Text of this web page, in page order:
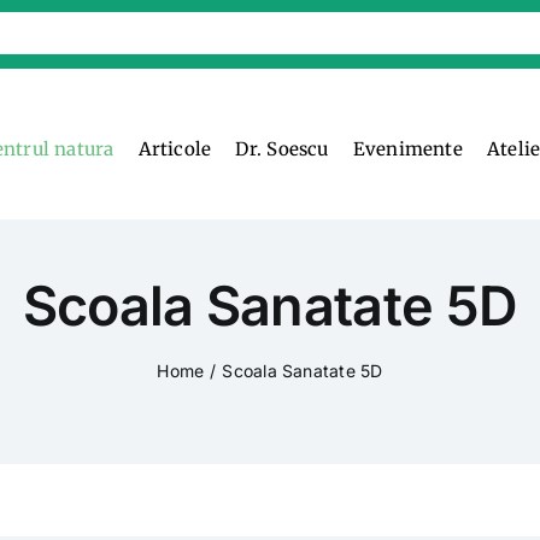
natura Articole Dr. Soescu Evenimente
Scoala Sanatate 5D
Home Scoala Sanatate 5D